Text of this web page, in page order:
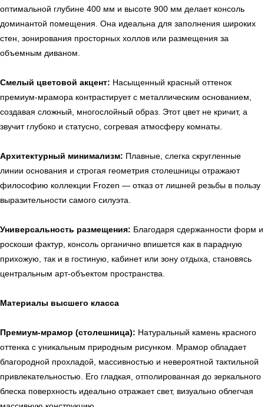
оптимальной глубине 400 мм и высоте 900 мм делает консоль
доминантой помещения. Она идеальна для заполнения широких
стен, зонирования просторных холлов или размещения за
объемным диваном.
Смелый цветовой акцент: Насыщенный красный оттенок
премиум-мрамора контрастирует с металлическим основанием,
создавая сложный, многослойный образ. Этот цвет не кричит, а
звучит глубоко и статусно, согревая атмосферу комнаты.
Архитектурный минимализм: Плавные, слегка скругленные
линии основания и строгая геометрия столешницы отражают
философию коллекции Frozen — отказ от лишней резьбы в пользу
выразительности самого силуэта.
Универсальность размещения: Благодаря сдержанности форм и
роскоши фактур, консоль органично впишется как в парадную
прихожую, так и в гостиную, кабинет или зону отдыха, становясь
центральным арт-объектом пространства.
Материалы высшего класса
Премиум-мрамор (столешница): Натуральный камень красного
оттенка с уникальным природным рисунком. Мрамор обладает
благородной прохладой, массивностью и невероятной тактильной
привлекательностью. Его гладкая, отполированная до зеркального
блеска поверхность идеально отражает свет, визуально облегчая